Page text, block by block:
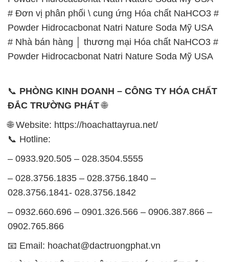
📞PHÒNG KINH DOANH – CÔNG TY HÓA CHẤT
ĐẮC TRƯỜNG PHÁT🌐
🌐 Website: https://hoachattayrua.net/
– 0933.920.505 – 028.3504.5555
028.3756.1841- 028.3756.1842
0902.765.866
📧 Email: hoachat@dactruongphat.vn
TRƯỜNG PHÁT
được tổ chức như sau: